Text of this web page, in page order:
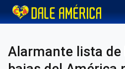
Alarmante lista de